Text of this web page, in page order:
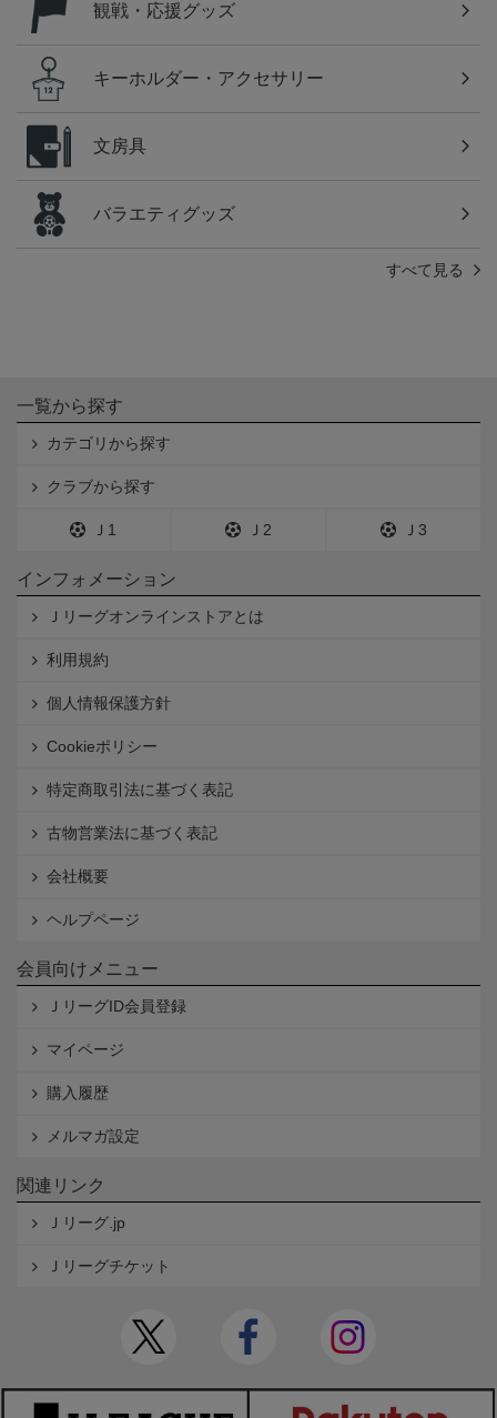
観戦・応援グッズ
キーホルダー・アクセサリー
文房具
バラエティグッズ
すべて見る
一覧から探す
カテゴリから探す
クラブから探す
Ｊ1 Ｊ2 Ｊ3
インフォメーション
Ｊリーグオンラインストアとは
利用規約
個人情報保護方針
Cookieポリシー
特定商取引法に基づく表記
古物営業法に基づく表記
会社概要
ヘルプページ
会員向けメニュー
ＪリーグID会員登録
マイページ
購入履歴
メルマガ設定
関連リンク
Ｊリーグ.jp
Ｊリーグチケット